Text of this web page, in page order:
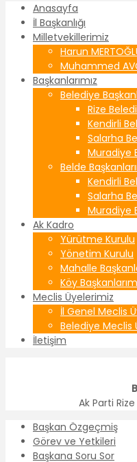
Anasayfa
İl Başkanlığı
Milletvekillerimiz
Harun
Muhammed
Başkanlarımız
Belediye
Rize
Kendirli
Salarha
Muradiye
Belde
Kendirli
Salarha
Muradiye
Ak Kadro
Yürütme Kurulu
Yönetim Kurulu
Mahalle
Köy
Meclis Üyelerimiz
İl Genel Meclis
Belediye Meclis
İletişim
Ak Parti
Başkan Özgeçmiş
Görev ve Yetkileri
Başkana Soru Sor